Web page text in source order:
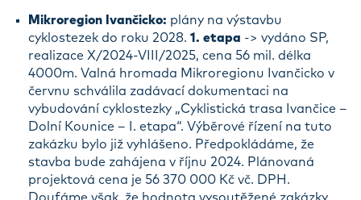
Mikroregion Ivančicko: plány na výstavbu
cyklostezek do roku 2028. 1. etapa -> vydáno SP,
realizace X/2024-VIII/2025, cena 56 mil. délka
4000m. Valná hromada Mikroregionu Ivančicko v
červnu schválila zadávací dokumentaci na
vybudování cyklostezky „Cyklistická trasa Ivančice –
Dolní Kounice – I. etapa“. Výběrové řízení na tuto
zakázku bylo již vyhlášeno. Předpokládáme, že
stavba bude zahájena v říjnu 2024. Plánovaná
projektová cena je 56 370 000 Kč vč. DPH.